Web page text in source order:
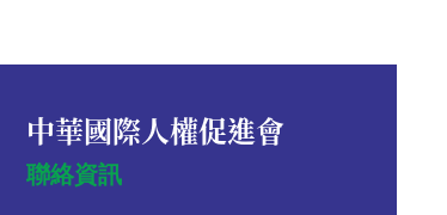
中華國際人權促進會
聯絡資訊